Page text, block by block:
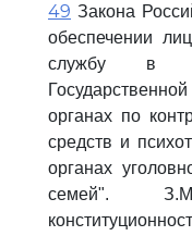
49 Закона
обеспечении
службу в
органах по
средств и
органах
семей".